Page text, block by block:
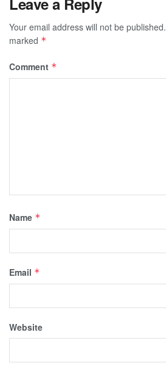
Your email address will not be published.
marked *
Comment *
Name *
Email *
Website